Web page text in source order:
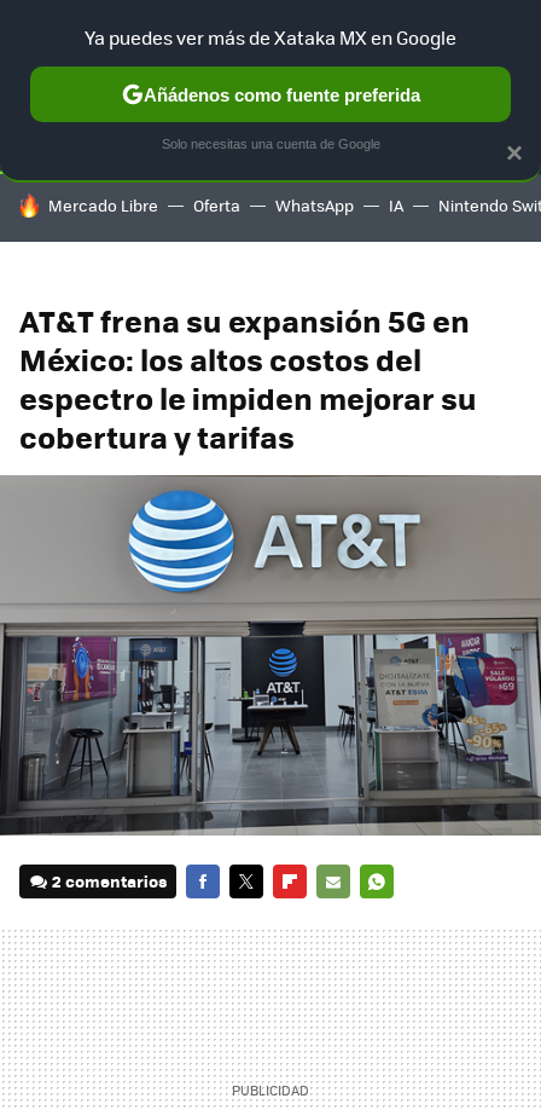
SELECCIÓN GAMING HOME AUTO TERRITORIO
HOY SE HABLA DE
Mercado Libre Oferta WhatsApp IA Nintendo
AT&T frena su expansión 5G en
México: los altos costos del
espectro le impiden mejorar su
cobertura y tarifas
2 comentarios
MAIL
×
Ya puedes ver más de Xataka MX en Google
Añádenos como fuente preferida
Solo necesitas una cuenta de Google